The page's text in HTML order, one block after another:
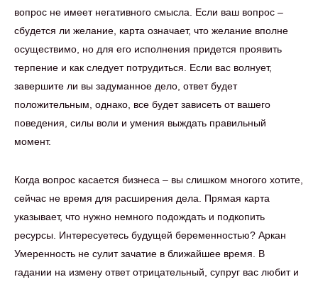
вопрос не имеет негативного смысла. Если ваш вопрос –
сбудется ли желание, карта означает, что желание вполне
осуществимо, но для его исполнения придется проявить
терпение и как следует потрудиться. Если вас волнует,
завершите ли вы задуманное дело, ответ будет
положительным, однако, все будет зависеть от вашего
поведения, силы воли и умения выждать правильный
момент.
Когда вопрос касается бизнеса – вы слишком многого хотите,
сейчас не время для расширения дела. Прямая карта
указывает, что нужно немного подождать и подкопить
ресурсы. Интересуетесь будущей беременностью? Аркан
Умеренность не сулит зачатие в ближайшее время. В
гадании на измену ответ отрицательный, супруг вас любит и